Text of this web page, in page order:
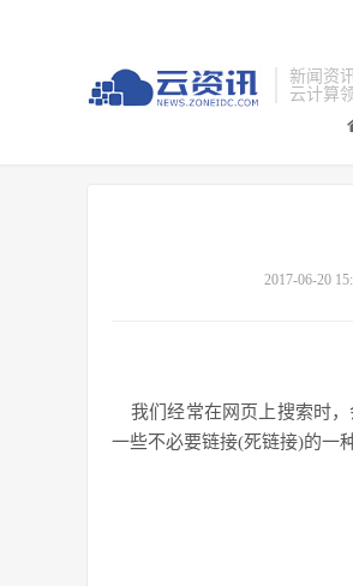
新闻资
云计算
2017-06-20
我们经常在网页上搜索时，
一些不必要链接(死链接)的一